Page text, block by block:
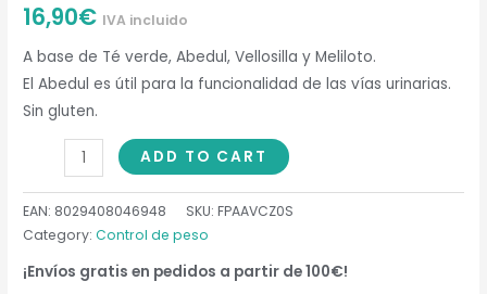
16,90€ IVA incluido
A base de Té verde, Abedul, Vellosilla y Meliloto.
El Abedul es útil para la funcionalidad de las vías urinarias.
Sin gluten.
Drenafluid
quantity
ADD TO CART
EAN: 8029408046948 SKU:FPAAVCZ0S
Category:Control de peso
¡Envíos gratis en pedidos a partir de 100€!